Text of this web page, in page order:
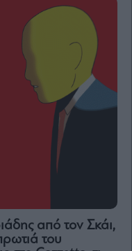
από τον Σκάι,
του